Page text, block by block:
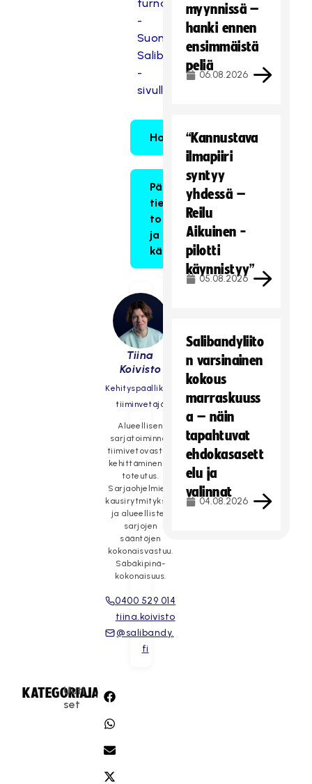
turnaukset
-
Suomen
Salibandyliitto
-
sivulla.
Hakulomake
Päivittyvät
tiedot,
toimintaohjeet
ja
käsittelypäivät
Tiina
Koivisto
Kehityspäällikkö,
tiiminvetäjä
Alueellisen
sarjatoiminnan
tiimivetovastuu,
kehittäminen ja
toteutus.
Sarjaohjelmien,
kausirytmityksen
ja alueellisten
sarjojen
sääntöjen
kokonaisvastuu.
Säbäkipinä-
kokonaisuus.
0400 529 014
tiina.koivisto
@salibandy.
fi
KATEGORIA:
Uuti
set
JAA:
myynnissä –
hanki ennen
ensimmäistä
peliä
06.08.2026
“Kannustava
ilmapiiri
syntyy
yhdessä –
Reilu
Aikuinen -
pilotti
käynnistyy”
05.08.2026
Salibandyliito
n varsinainen
kokous
marraskuuss
a – näin
tapahtuvat
ehdokasasett
elu ja
valinnat
04.08.2026